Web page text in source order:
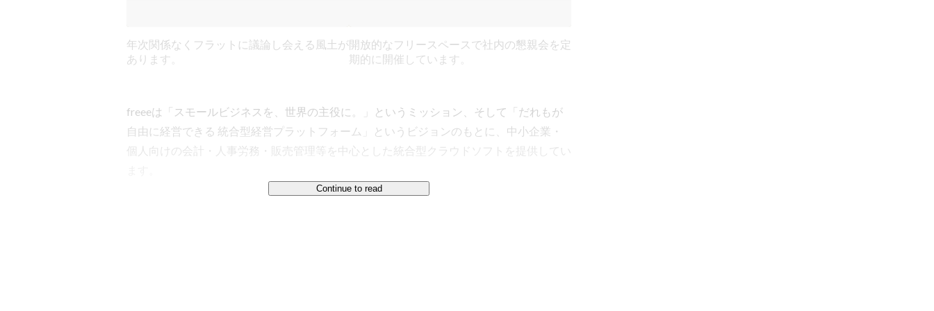
年次関係なくフラットに議論し会える風土が
あります。
開放的なフリースペースで社内の懇親会を定
期的に開催しています。
freeeは「スモールビジネスを、世界の主役に。」というミッション、そして「だれもが
自由に経営できる 統合型経営プラットフォーム」というビジョンのもとに、中小企業・
個人向けの会計・人事労務・販売管理等を中心とした統合型クラウドソフトを提供してい
Continue to read